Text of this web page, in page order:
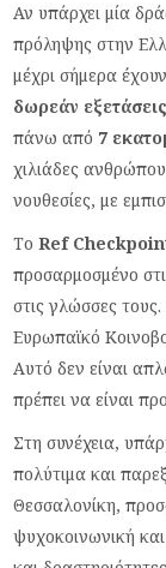
Αν υπάρχει μία
πρόληψης στην
μέχρι σήμερα
δωρεάν εξετάσεις
πάνω από 7
χιλιάδες
νουθεσίες, με
ΤοRef
προσαρμοσμένο
στις γλώσσες
Ευρωπαϊκό
Αυτό δεν είναι
πρέπει να είναι
Στη συνέχεια,
πολύτιμα και
Θεσσαλονίκη,
ψυχοκοινωνική